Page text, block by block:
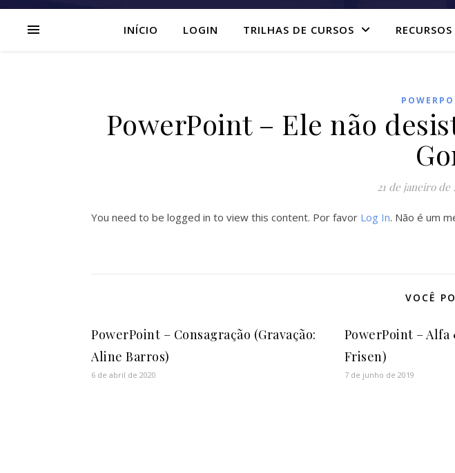
INÍCIO LOGIN TRILHAS DE CURSOS RECURSOS
PowerPoint – Ele não
21 de janeiro de
You need to be logged in to view this content. Por favor Log In. Não é um
VOCÊ
PowerPoint – Consagração (Gravação:
Aline Barros)
6 de abril de 2020
PowerPoint –
Frisen)
7 de junho de 2019